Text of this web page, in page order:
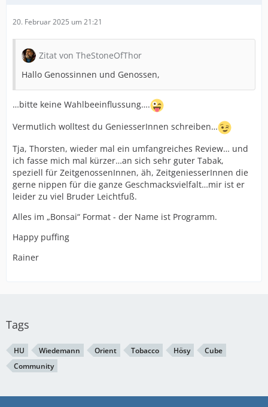
20. Februar 2025 um 21:21
Zitat von TheStoneOfThor
Hallo Genossinnen und Genossen,
…bitte keine Wahlbeeinflussung….
Vermutlich wolltest du GeniesserInnen schreiben…
Tja, Thorsten, wieder mal ein umfangreiches Review… und
ich fasse mich mal kürzer…an sich sehr guter Tabak,
speziell für ZeitgenossenInnen, äh, ZeitgeniesserInnen die
gerne nippen für die ganze Geschmacksvielfalt…mir ist er
leider zu viel Bruder Leichtfuß.
Alles im „Bonsai“ Format - der Name ist Programm.
Happy puffing
Rainer
Tags
HU Wiedemann Orient Tobacco Hösy
Cube
Community